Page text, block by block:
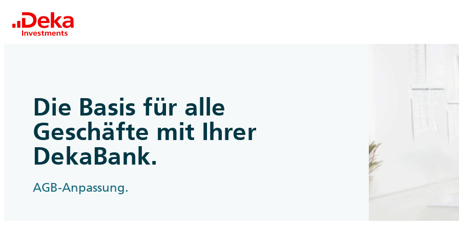
Die Basis für alle
Geschäfte mit Ihrer
DekaBank.
AGB-Anpassung.